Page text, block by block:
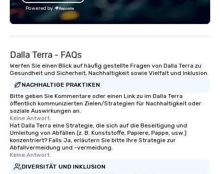
Powered by
Dalla Terra - FAQs
Werfen Sie einen Blick auf häufig gestellte Fragen von Dalla Terra zu
Gesundheit und Sicherheit, Nachhaltigkeit sowie Vielfalt und Inklusion.
NACHHALTIGE PRAKTIKEN
Bitte geben Sie Kommentare oder einen Link zu im Dalla Terra
öffentlich kommunizierten Zielen/Strategien für Nachhaltigkeit oder
soziale Auswirkungen an.
Keine Antwort.
Hat Dalla Terra eine Strategie, die sich auf die Beseitigung und
Umleitung von Abfällen (z. B. Kunststoffe, Papiere, Pappe, usw.)
konzentriert? Falls Ja, erläutern Sie bitte Ihre Strategie zur
Abfallvermeidung und -vermeidung.
Keine Antwort.
DIVERSITÄT UND INKLUSION